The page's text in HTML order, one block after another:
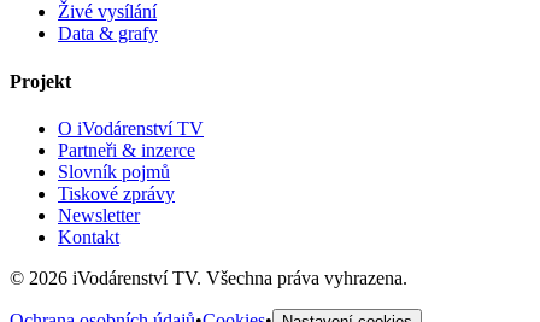
Živé vysílání
Data & grafy
Projekt
O iVodárenství TV
Partneři & inzerce
Slovník pojmů
Tiskové zprávy
Newsletter
Kontakt
© 2026 iVodárenství TV. Všechna práva vyhrazena.